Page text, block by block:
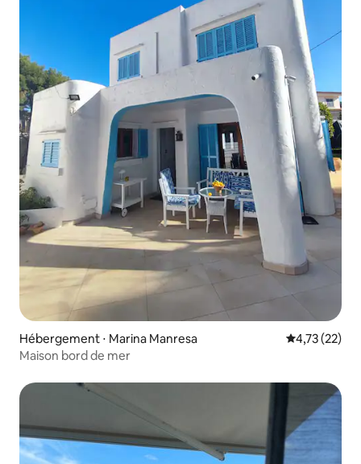
Hébergement ⋅ Marina Manresa Évaluation
4,73 (22)
Maison bord de mer